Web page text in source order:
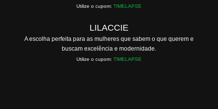
Utilize o cupom: TIMELAPSE
LILACCIE
A escolha perfeita para as mulheres que sabem o que querem e
buscam excelência e modernidade.
Utilize o cupom: TIMELAPSE